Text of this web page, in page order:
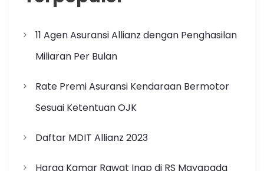
11 Agen Asuransi Allianz dengan Penghasilan
Miliaran Per Bulan
Rate Premi Asuransi Kendaraan Bermotor
Sesuai Ketentuan OJK
Daftar MDIT Allianz 2023
Harga Kamar Rawat Inap di RS Mayapada